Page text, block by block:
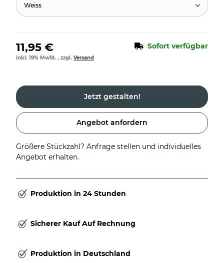
Weiss
11,95 € Sofort verfügbar
inkl. 19% MwSt. , zzgl. Versand
Jetzt gestalten!
Angebot anfordern
Größere Stückzahl? Anfrage stellen und individuelles
Angebot erhalten.
Produktion in 24 Stunden
Sicherer Kauf Auf Rechnung
Produktion in Deutschland